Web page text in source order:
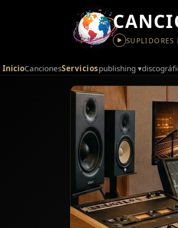
inicio canciones serviciospublishing ▾